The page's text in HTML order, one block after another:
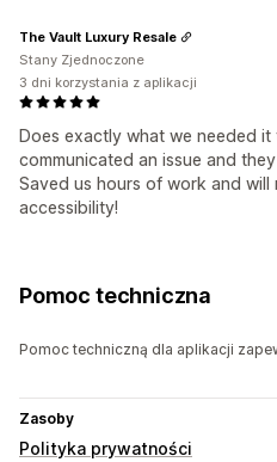
Does exactly what we needed
communicated an issue and
Saved us hours of work and will
accessibility!
The Vault Luxury Resale
Stany Zjednoczone
3 dni korzystania z aplikacji
Pomoc techniczna
Pomoc techniczną dla aplikacji
Zasoby
Polityka prywatności